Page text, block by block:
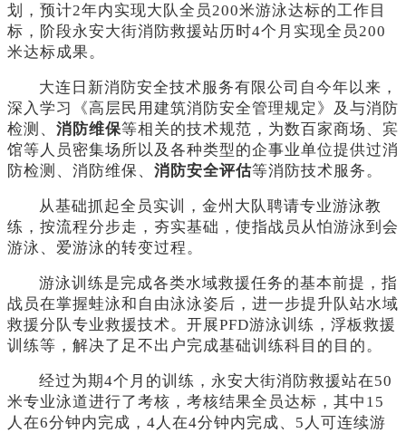
划，预计2年内实现大队全员200米游泳达标的工作目
标，阶段永安大街消防救援站历时4个月实现全员200
米达标成果。
大连日新消防安全技术服务有限公司自今年以来，
深入学习《高层民用建筑消防安全管理规定》及与消防
检测、 消防维保等相关的技术规范，为数百家商场、宾
馆等人员密集场所以及各种类型的企事业单位提供过消
防检测、消防维保、 消防安全评估等消防技术服务。
从基础抓起全员实训，金州大队聘请专业游泳教
练，按流程分步走，夯实基础，使指战员从怕游泳到会
游泳、爱游泳的转变过程。
游泳训练是完成各类水域救援任务的基本前提，指
战员在掌握蛙泳和自由泳泳姿后，进一步提升队站水域
救援分队专业救援技术。开展PFD游泳训练，浮板救援
训练等，解决了足不出户完成基础训练科目的目的。
经过为期4个月的训练，永安大街消防救援站在50
米专业泳道进行了考核，考核结果全员达标，其中15
人在6分钟内完成，4人在4分钟内完成、5人可连续游